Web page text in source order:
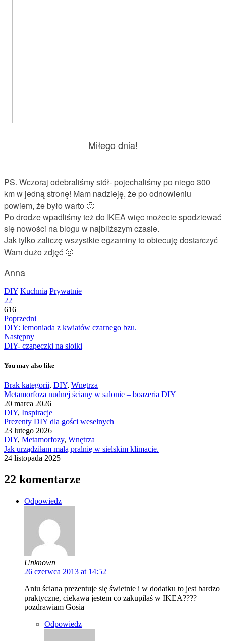
Miłego dnia!
PS. Wczoraj odebraliśmy stół- pojechaliśmy po niego 300
km w jedną stronę! Mam nadzieję, że po odnowieniu
powiem, że było warto 🙂
Po drodze wpadliśmy też do IKEA więc możecie spodziewać
się nowości na blogu w najbliższym czasie.
Jak tylko zaliczę wszystkie egzaminy to obiecuję dostarczyć
Wam dużo zdjęć 🙂
Anna
DIY Kuchnia Prywatnie
22
616
Poprzedni
DIY: lemoniada z kwiatów czarnego bzu.
Następny
DIY- czapeczki na słoiki
You may also like
Brak kategorii, DIY, Wnętrza
Metamorfoza nudnej ściany w salonie – boazeria DIY
20 marca 2026
DIY, Inspiracje
Prezenty DIY dla gości weselnych
23 lutego 2026
DIY, Metamorfozy, Wnętrza
Jak urządziłam małą pralnię w sielskim klimacie.
24 listopada 2025
22 komentarze
Odpowiedz
Unknown
26 czerwca 2013 at 14:52
Aniu ściana prezentuje się świetnie i w dodatku to jest bardzo
praktyczne, ciekawa jestem co zakupiłaś w IKEA????
pozdrawiam Gosia
Odpowiedz